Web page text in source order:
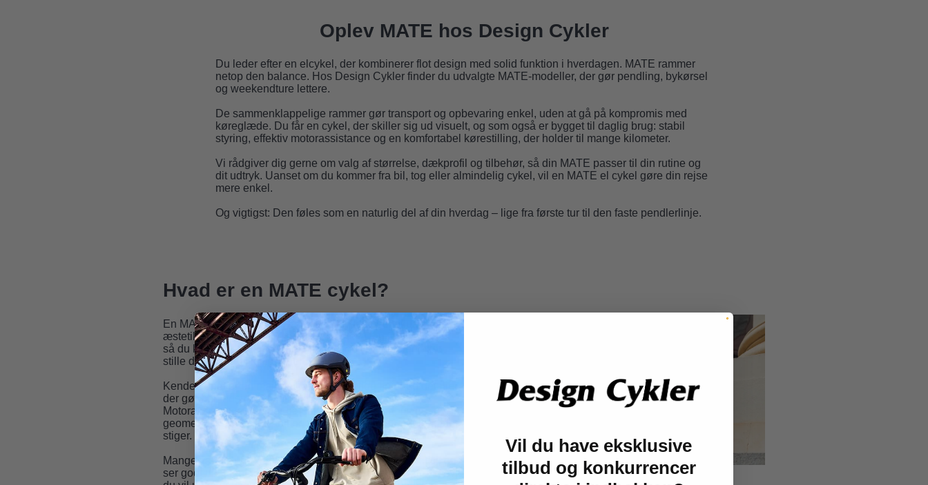
Oplev MATE hos Design Cykler
Du leder efter en elcykel, der kombinerer flot design med solid funktion i hverdagen. MATE rammer
netop den balance. Hos Design Cykler finder du udvalgte MATE-modeller, der gør pendling, bykørsel
og weekendture lettere.
De sammenklappelige rammer gør transport og opbevaring enkel, uden at gå på kompromis med
køreglæde. Du får en cykel, der skiller sig ud visuelt, og som også er bygget til daglig brug: stabil
styring, effektiv motorassistance og en komfortabel kørestilling, der holder til mange kilometer.
Vi rådgiver dig gerne om valg af størrelse, dækprofil og tilbehør, så din MATE passer til din rutine og
dit udtryk. Uanset om du kommer fra bil, tog eller almindelig cykel, vil en MATE el cykel gøre din rejse
mere enkel.
Og vigtigst: Den føles som en naturlig del af din hverdag – lige fra første tur til den faste pendlerlinje.
Hvad er en MATE cykel?
En MATE er en sammenklappelig elcykel med fokus på
æstetik, brugervenlighed og kørekvalitet. Den foldes hurtigt,
så du kan tage den med i tog, få den ind i elevatoren eller
stille den diskret i lejligheden.
Kendetegnet er en markant ramme, tydelige linjer og detaljer,
der gør helhedsindtrykket rent og gennemført.
Motorassistance hjælper på bakker og modvind, mens
geometrien giver en stabil og tryg følelse – også når tempoet
stiger.
Mange vælger MATE til bylivet, fordi den både er praktisk og
ser godt ud, men den fungerer også fint til længere stræk, hvis
Vil du have eksklusive
tilbud og konkurrencer